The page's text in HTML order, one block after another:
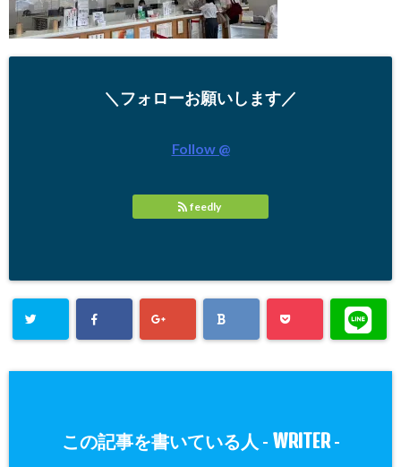
＼フォローお願いします／
Follow @
feedly
この記事を書いている人 - WRITER-